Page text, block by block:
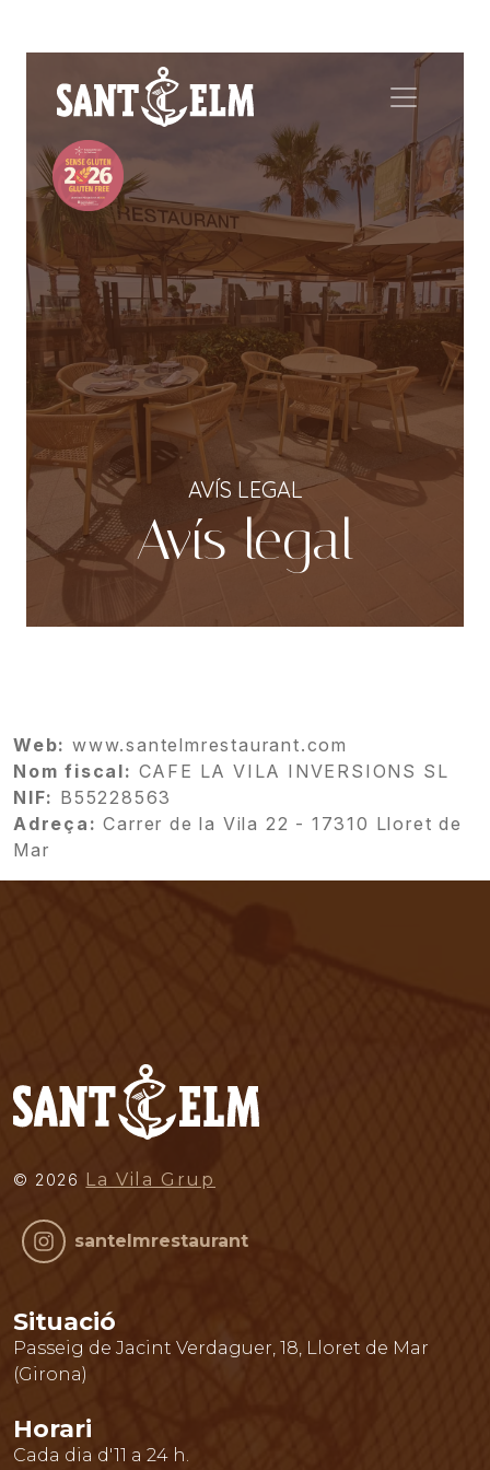
AVÍS LEGAL
Avís legal
Web: www.santelmrestaurant.com
Nom fiscal: CAFE LA VILA INVERSIONS SL
NIF: B55228563
Adreça:Carrer de la Vila 22 - 17310 Lloret de
Mar
© 2026 La Vila Grup
santelmrestaurant
Situació
Passeig de Jacint Verdaguer, 18, Lloret de Mar
(Girona)
Horari
Cada dia d'11 a 24 h.